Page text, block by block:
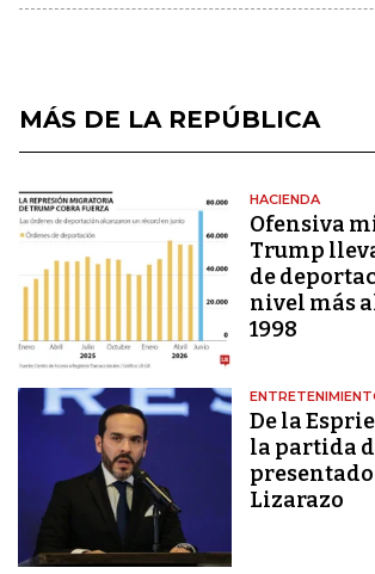
MÁS DE LA REPÚBLICA
HACIENDA
Ofensiva
Trump
de
nivel más
1998
De la
la partida
Lizarazo